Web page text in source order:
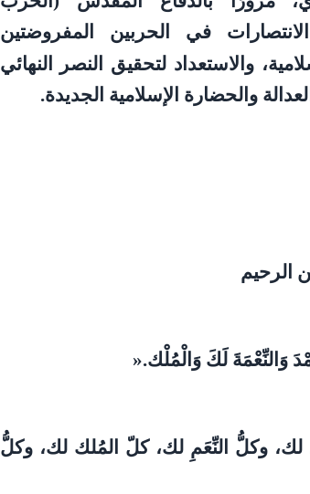
الانتصارات في الحربين المفروضتين
والاستعداد لتحقيق النصر النهائي
والحضارة الإسلامية الجديدة.
الرحيم
وَالنِّعْمَةَ لَكَ وَالْمُلْك‏».
وكلُّ النِّعَمِ لك، كلّ المُلك لك، وكلُّ